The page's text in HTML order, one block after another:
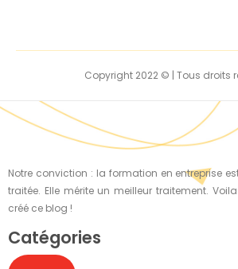
Copyright 2022 © | Tous droits
Notre conviction : la formation en entreprise
traitée. Elle mérite un meilleur traitement.
créé ce blog !
Catégories